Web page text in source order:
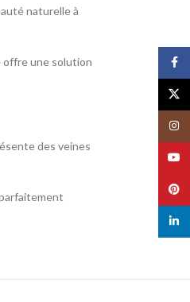
naturelle à
offre une solution
des veines